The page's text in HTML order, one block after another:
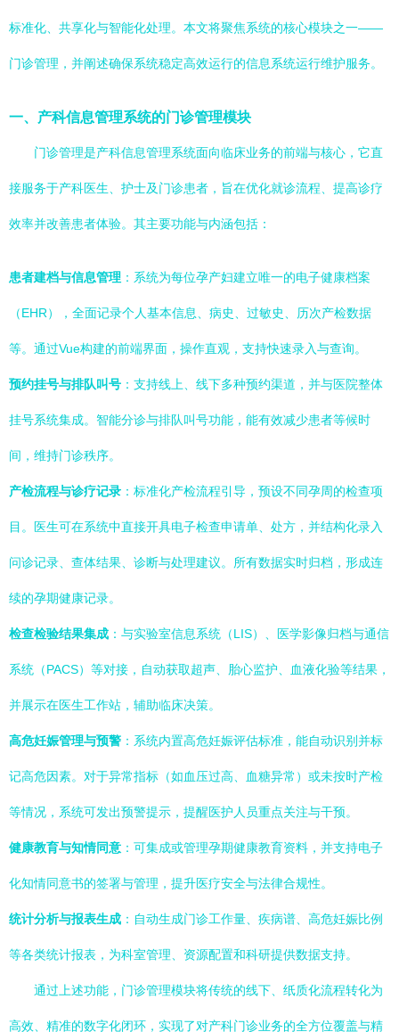
标准化、共享化与智能化处理。本文将聚焦系统的核心模块之一——
门诊管理，并阐述确保系统稳定高效运行的信息系统运行维护服务。
一、产科信息管理系统的门诊管理模块
门诊管理是产科信息管理系统面向临床业务的前端与核心，它直
接服务于产科医生、护士及门诊患者，旨在优化就诊流程、提高诊疗
效率并改善患者体验。其主要功能与内涵包括：
患者建档与信息管理 ：系统为每位孕产妇建立唯一的电子健康档案
（EHR），全面记录个人基本信息、病史、过敏史、历次产检数据
等。通过Vue构建的前端界面，操作直观，支持快速录入与查询。
预约挂号与排队叫号 ：支持线上、线下多种预约渠道，并与医院整体
挂号系统集成。智能分诊与排队叫号功能，能有效减少患者等候时
间，维持门诊秩序。
产检流程与诊疗记录 ：标准化产检流程引导，预设不同孕周的检查项
目。医生可在系统中直接开具电子检查申请单、处方，并结构化录入
问诊记录、查体结果、诊断与处理建议。所有数据实时归档，形成连
续的孕期健康记录。
检查检验结果集成 ：与实验室信息系统（LIS）、医学影像归档与通信
系统（PACS）等对接，自动获取超声、胎心监护、血液化验等结果，
并展示在医生工作站，辅助临床决策。
高危妊娠管理与预警 ：系统内置高危妊娠评估标准，能自动识别并标
记高危因素。对于异常指标（如血压过高、血糖异常）或未按时产检
等情况，系统可发出预警提示，提醒医护人员重点关注与干预。
健康教育与知情同意 ：可集成或管理孕期健康教育资料，并支持电子
化知情同意书的签署与管理，提升医疗安全与法律合规性。
统计分析与报表生成 ：自动生成门诊工作量、疾病谱、高危妊娠比例
等各类统计报表，为科室管理、资源配置和科研提供数据支持。
通过上述功能，门诊管理模块将传统的线下、纸质化流程转化为
高效、精准的数字化闭环，实现了对产科门诊业务的全方位覆盖与精